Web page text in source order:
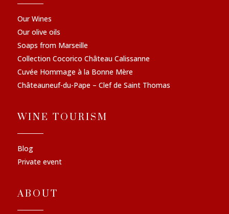
Our Wines
Our olive oils
Soaps from Marseille
Collection Cocorico Château Calissanne
Cuvée Hommage à la Bonne Mère
Châteauneuf-du-Pape – Clef de Saint Thomas
WINE TOURISM
Blog
Private event
ABOUT